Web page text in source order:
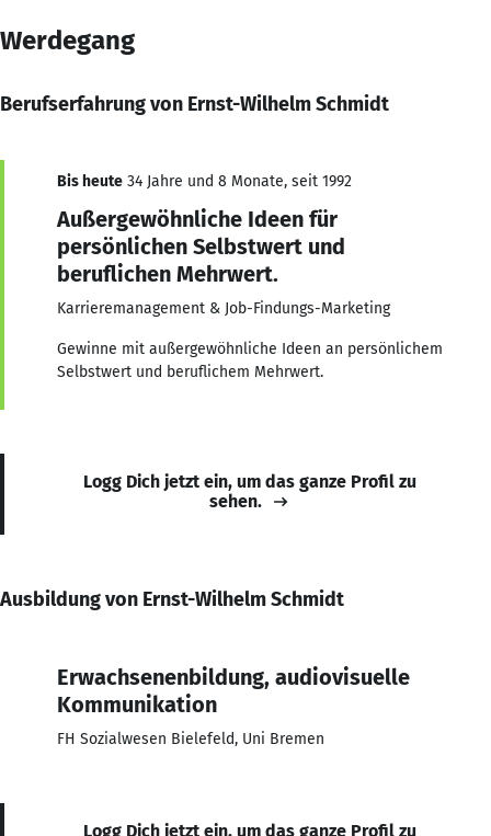
Werdegang
Berufserfahrung von Ernst-Wilhelm Schmidt
Bis heute 34 Jahre und 8 Monate, seit 1992
Außergewöhnliche Ideen für
persönlichen Selbstwert und
beruflichen Mehrwert.
Karrieremanagement & Job-Findungs-Marketing
Gewinne mit außergewöhnliche Ideen an persönlichem
Selbstwert und beruflichem Mehrwert.
Logg Dich jetzt ein, um das ganze Profil zu
sehen.
Ausbildung von Ernst-Wilhelm Schmidt
Erwachsenenbildung, audiovisuelle
Kommunikation
FH Sozialwesen Bielefeld, Uni Bremen
Logg Dich jetzt ein, um das ganze Profil zu